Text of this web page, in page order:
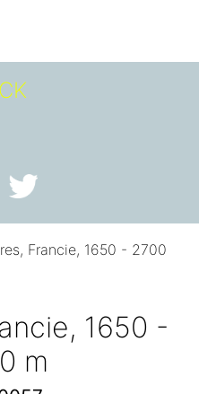
Francie, 1650 - 2700
1650 -
m